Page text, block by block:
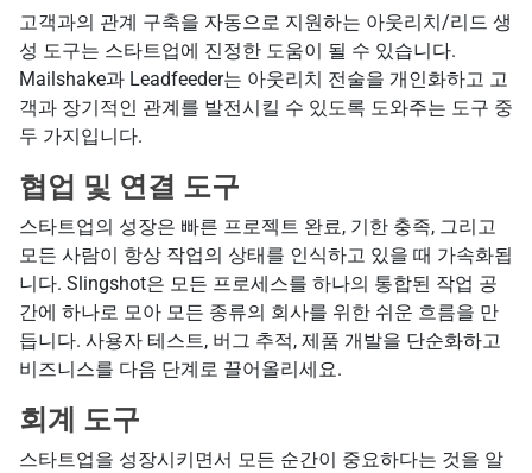
고객과의 관계 구축을 자동으로 지원하는 아웃리치/리드 생
성 도구는 스타트업에 진정한 도움이 될 수 있습니다.
Mailshake과 Leadfeeder는 아웃리치 전술을 개인화하고 고
객과 장기적인 관계를 발전시킬 수 있도록 도와주는 도구 중
두 가지입니다.
협업 및 연결 도구
스타트업의 성장은 빠른 프로젝트 완료, 기한 충족, 그리고
모든 사람이 항상 작업의 상태를 인식하고 있을 때 가속화됩
니다. Slingshot은 모든 프로세스를 하나의 통합된 작업 공
간에 하나로 모아 모든 종류의 회사를 위한 쉬운 흐름을 만
듭니다. 사용자 테스트, 버그 추적, 제품 개발을 단순화하고
비즈니스를 다음 단계로 끌어올리세요.
회계 도구
스타트업을 성장시키면서 모든 순간이 중요하다는 것을 알